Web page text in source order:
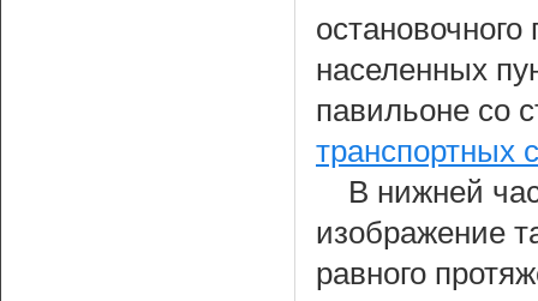
остановочного
населенных
павильоне со
транспортных
В нижней
изображение
равного